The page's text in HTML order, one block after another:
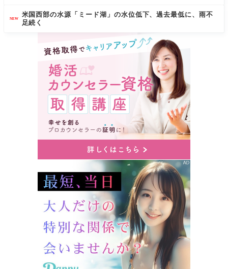
NEW
米国西部の水源「ミード湖」の水位低下、過去最低に、雨不
足続く